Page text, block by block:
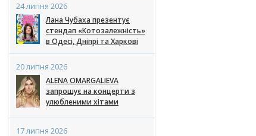
24 липня 2026
Лана Чубаха презентує
стендап «Котозалежність»
в Одесі, Дніпрі та Харкові
20 липня 2026
ALENA OMARGALIEVA
запрошує на концерти з
улюбленими хітами
17 липня 2026